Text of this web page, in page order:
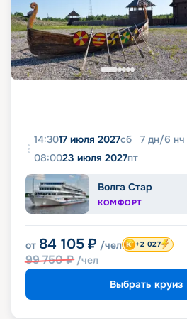
14:3017 июля 2027сб 7 дн/6 нч
08:0023 июля 2027пт
Волга Стар
КОМФОРТ
от 84 105 ₽ /чел
99 750₽ /чел
+2 027
Выбрать круиз